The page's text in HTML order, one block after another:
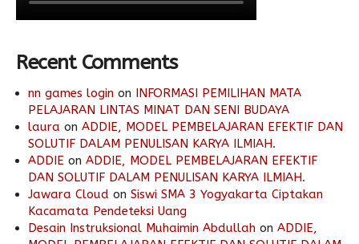
Recent Comments
nn games login on INFORMASI PEMILIHAN MATA
PELAJARAN LINTAS MINAT DAN SENI BUDAYA
laura on ADDIE, MODEL PEMBELAJARAN EFEKTIF DAN
SOLUTIF DALAM PENULISAN KARYA ILMIAH.
ADDIE on ADDIE, MODEL PEMBELAJARAN EFEKTIF
DAN SOLUTIF DALAM PENULISAN KARYA ILMIAH.
Jawara Cloud on Siswi SMA 3 Yogyakarta Ciptakan
Kacamata Pendeteksi Uang
Desain Instruksional Muhaimin Abdullah on ADDIE,